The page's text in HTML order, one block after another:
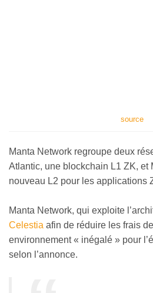
source
Manta Network regroupe deux
Atlantic, une blockchain L1 ZK, et
nouveau L2 pour les applications
Manta Network, qui exploite
Celestia afin de réduire les frais
environnement « inégalé » pour
selon l’annonce.